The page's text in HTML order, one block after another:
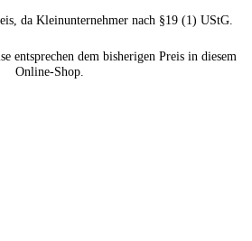
da Kleinunternehmer nach §19 (1) UStG.
entsprechen dem bisherigen Preis in diesem
Online-Shop.